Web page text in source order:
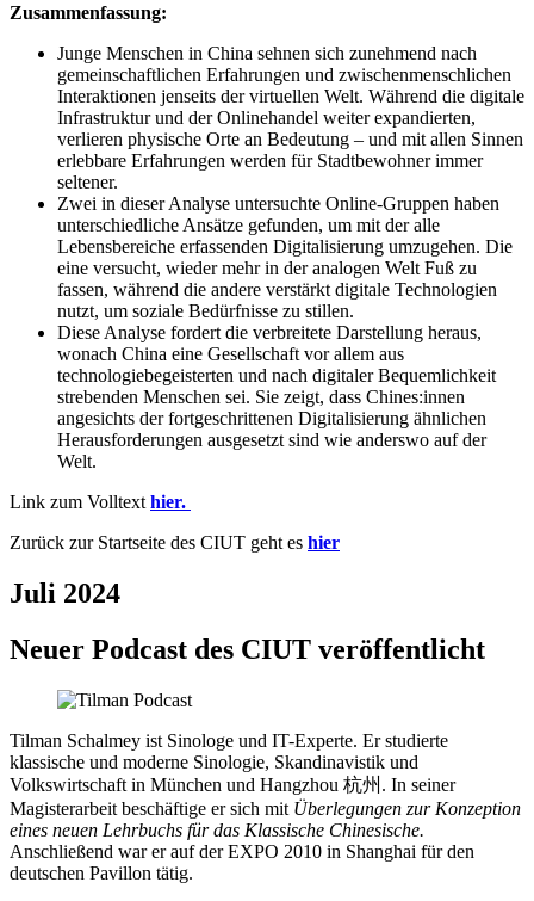
Zusammenfassung:
Junge Menschen in China sehnen sich zunehmend nach
gemeinschaftlichen Erfahrungen und zwischenmenschlichen
Interaktionen jenseits der virtuellen Welt. Während die digitale
Infrastruktur und der Onlinehandel weiter expandierten,
verlieren physische Orte an Bedeutung – und mit allen Sinnen
erlebbare Erfahrungen werden für Stadtbewohner immer
seltener.
Zwei in dieser Analyse untersuchte Online-Gruppen haben
unterschiedliche Ansätze gefunden, um mit der alle
Lebensbereiche erfassenden Digitalisierung umzugehen. Die
eine versucht, wieder mehr in der analogen Welt Fuß zu
fassen, während die andere verstärkt digitale Technologien
nutzt, um soziale Bedürfnisse zu stillen.
Diese Analyse fordert die verbreitete Darstellung heraus,
wonach China eine Gesellschaft vor allem aus
technologiebegeisterten und nach digitaler Bequemlichkeit
strebenden Menschen sei. Sie zeigt, dass Chines:innen
angesichts der fortgeschrittenen Digitalisierung ähnlichen
Herausforderungen ausgesetzt sind wie anderswo auf der
Welt.
Link zum Volltext hier.
Zurück zur Startseite des CIUT geht es hier
Juli 2024
Neuer Podcast des CIUT veröffentlicht
Tilman Schalmey ist Sinologe und IT-Experte. Er studierte
klassische und moderne Sinologie, Skandinavistik und
Volkswirtschaft in München und Hangzhou 杭州. In seiner
Magisterarbeit beschäftige er sich mit Überlegungen zur Konzeption
eines neuen Lehrbuchs für das Klassische Chinesische.
Anschließend war er auf der EXPO 2010 in Shanghai für den
deutschen Pavillon tätig.